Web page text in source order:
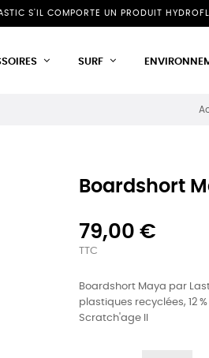
S'IL COMPORTE UN PRODUIT
SURF
Boardshort
79,00 €
TTC
Boardshort Maya par
plastiques recyclées, 12
Scratch'age II